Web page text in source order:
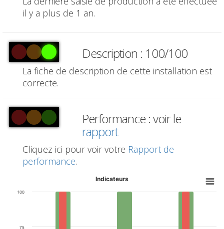
il y a plus de 1 an.
Description : 100/100
La fiche de description de cette installation est
correcte.
Performance : voir le
rapport
Cliquez ici pour voir votre Rapport de
performance.
Indicateurs
75
100